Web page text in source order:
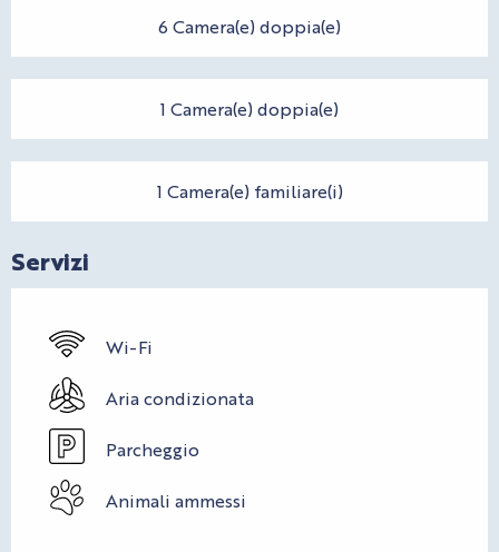
6 Camera(e) doppia(e)
1 Camera(e) doppia(e)
1 Camera(e) familiare(i)
Servizi
Wi-Fi
Aria condizionata
Parcheggio
Animali ammessi